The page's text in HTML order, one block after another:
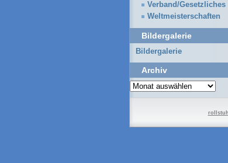
Verband/Gesetzliches
Weltmeisterschaften
Bildergalerie
Bildergalerie
Archiv
Archiv